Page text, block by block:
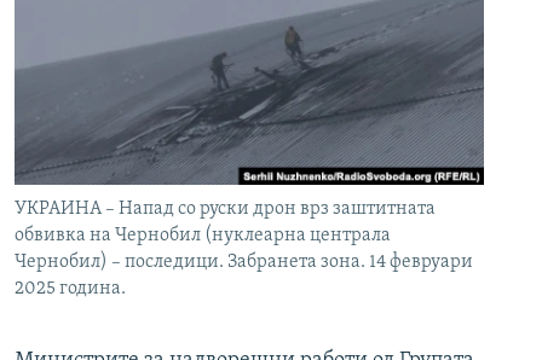
УКРАИНА – Напад со руски дрон врз заштитната
обвивка на Чернобил (нуклеарна централа
Чернобил) – последици. Забранета зона. 14 февруари
2025 година.